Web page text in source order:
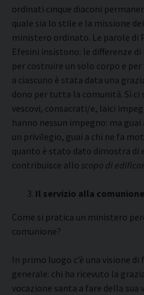
ordinati cinque diaconi
quale sia lo stile e la missione
ministero ordinato. Le parole di
Efesini insistono: le differenze
per costruire un solo corpo e
a ciascuno è stata data una
dono per tutta la comunità. Sì ci
vescovi, consacrati/e, laici
hanno nessun impegno: ma
un privilegio, guai a chi ne fa
quanto è stato dato dimostra di
contribuisce allo scopo di
Il servizio alla
Come si pratica un ministero
comunione?
In primo luogo c’è una visione
generale: chi ha ricevuto la
vocazione santa a fare della sua